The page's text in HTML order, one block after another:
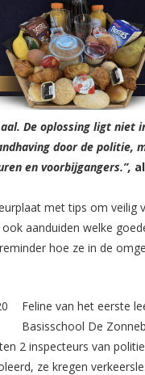
De oplossing ligt niet
door de politie,
en voorbijgangers.”,
met tips om veilig
aanduiden welke
hoe ze in de
Feline van het eerste
Basisschool De
2 inspecteurs van
ze kregen